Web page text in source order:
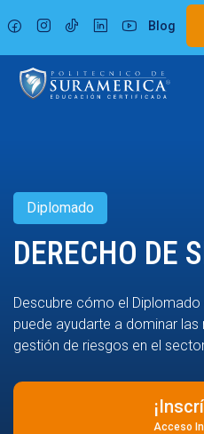
al
contenido
Blog
Diplomado
DERECHO DE
Descubre cómo el
puede ayudarte a dominar
gestión de riesgos en el
Acceso